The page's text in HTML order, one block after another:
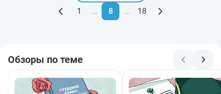
1 … 8 … 18
Обзоры по теме